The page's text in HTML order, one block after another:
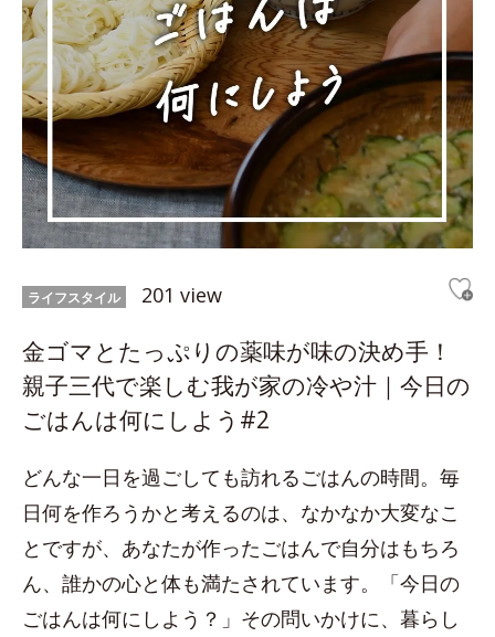
ライフスタイル 201 view
金ゴマとたっぷりの薬味が味の決め手！
親子三代で楽しむ我が家の冷や汁｜今日の
ごはんは何にしよう#2
どんな一日を過ごしても訪れるごはんの時間。毎
日何を作ろうかと考えるのは、なかなか大変なこ
とですが、あなたが作ったごはんで自分はもちろ
ん、誰かの心と体も満たされています。「今日の
ごはんは何にしよう？」その問いかけに、暮らし